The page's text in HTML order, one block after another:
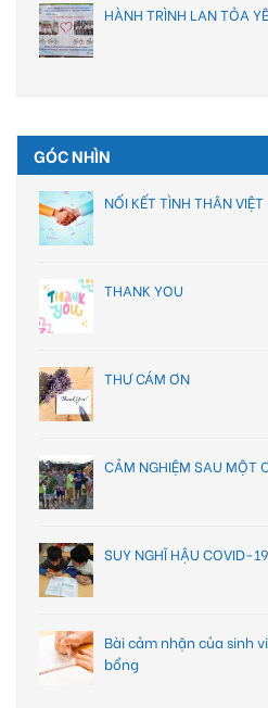
HÀNH TRÌNH LAN TỎA
GÓC NHÌN
NỐI KẾT TÌNH THÂN
THANK YOU
THƯ CÁM ƠN
CẢM NGHIỆM SAU MỘT
SUY NGHĨ HẬU COVID-19
Bài cảm nhận của sinh
bổng